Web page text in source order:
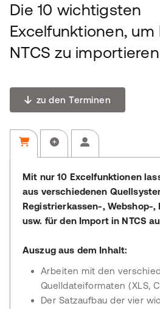
Die 10 wichtigsten
Excelfunktionen,
NTCS zu importieren
zu den Terminen
Mit nur 10 Excelfunktionen
aus verschiedenen
Registrierkassen-, Webshop-,
usw. für den Import in NTCS
Auszug aus dem Inhalt:
Arbeiten mit den
Quelldateiformaten (XLS,
Der Satzaufbau der vier